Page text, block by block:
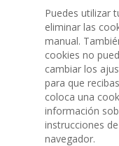
Puedes utilizar
eliminar las
manual.
cookies no
cambiar los
para que
coloca una
información
instrucciones
navegador.